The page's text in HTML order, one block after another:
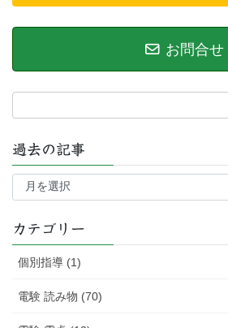
お問合せ
過去の記事
過
記
カテゴリー
個別指導 (1)
電験 読み物 (70)